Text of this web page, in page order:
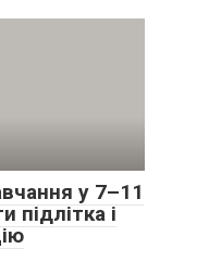
у 7–11
підлітка і